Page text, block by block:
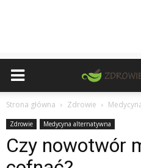
Strona główna Zdrowie
Zdrowie Medycyna alternatywna
Czy nowotwór